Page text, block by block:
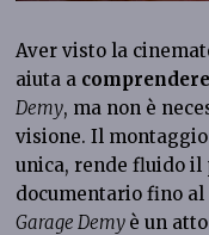
Aver visto la
aiuta a
Demy, ma non è
visione. Il
unica, rende fluido il
documentario fino al
Garage Demy è un